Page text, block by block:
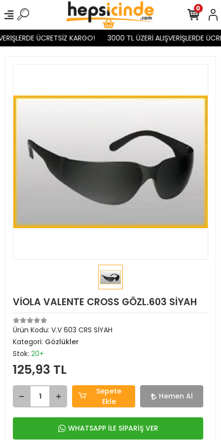
ÜCRETSİZ KARGO! 3000 TL ÜZERİ ALIŞVERİŞLERDE
0
VİOLA VALENTE CROSS GÖZL.603 SİYAH
Ürün Kodu: V.V 603 CRS SİYAH
Kategori: Gözlükler
Stok: 20+
125,93 TL
Sepete
Ekle
Hemen Al
WHATSAPP İLE SİPARİŞ VER